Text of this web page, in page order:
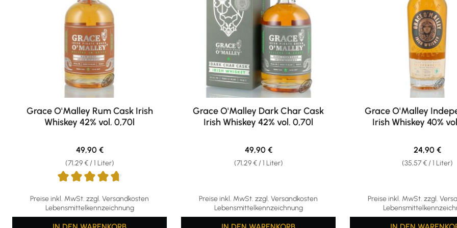
Grace O'Malley Rum Cask Irish
Whiskey 42% vol. 0,70l
Preise inkl. MwSt. zzgl. Versandkosten
Lebensmittelkennzeichnung
(71,29 € / 1 Liter)
Regulärer Preis:
49,90 €
Grace O'Malley Dark Char Cask
Irish Whiskey 42% vol. 0,70l
Preise inkl. MwSt. zzgl. Versandkosten
Lebensmittelkennzeichnung
(71,29 € / 1 Liter)
Regulärer Preis:
49,90 €
Grace O'Malley
Irish Whiskey 40%
Preise inkl. MwSt. zzgl.
(35,57 € / 1 Liter)
Regulärer
24,90 €